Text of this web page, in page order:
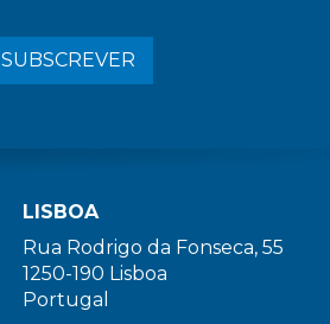
SUBSCREVER
LISBOA
Rua Rodrigo da Fonseca, 55
1250-190 Lisboa
Portugal